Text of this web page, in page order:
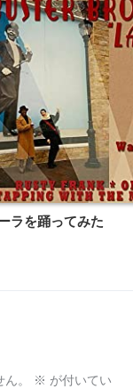
ラを踊ってみた
。 ※ が付いてい